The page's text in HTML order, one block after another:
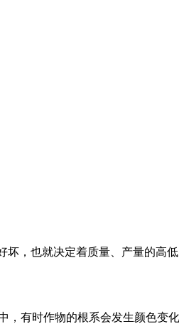
，也就决定着质量、产量的高
有时作物的根系会发生颜色变